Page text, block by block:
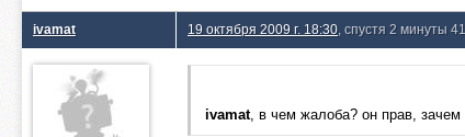
ivamat 19 октября 2009 г. 18:30 , спустя 2 минуты
ivamat, в чем жалоба? он прав, зачем